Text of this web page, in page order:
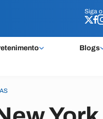
Siga o
Blogs
Siga o